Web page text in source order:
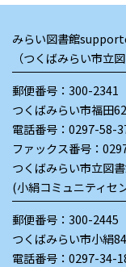
みらい図書館
（つくばみらい市立
郵便番号：300-2341
つくばみらい市福田
電話番号： 0297-58-
ファックス番号：
つくばみらい市立図
(小絹コミュニティセ
郵便番号：300-2445
つくばみらい市小絹
電話番号： 0297-34-